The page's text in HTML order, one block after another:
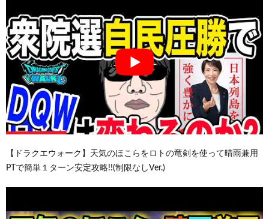
【ドラクエウォーク】天気のほこらをロトの竜剣を使って晴雨兼用
PTで簡単１ターン安定攻略!!(制限なしVer.)